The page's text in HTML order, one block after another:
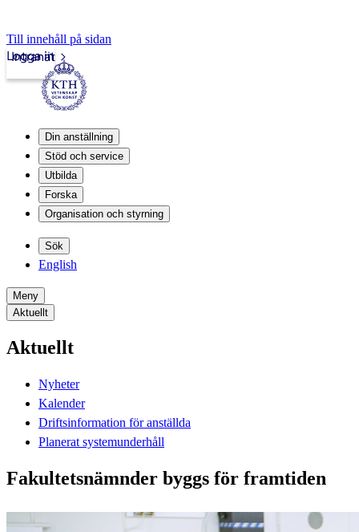
Till innehåll på sidan
Intranät
Logga in
Din anställning
Stöd och service
Utbilda
Forska
Organisation och styrning
Sök
English
Meny
Aktuellt
Aktuellt
Nyheter
Kalender
Driftsinformation för anställda
Planerat systemunderhåll
Fakultetsnämnder byggs för framtiden